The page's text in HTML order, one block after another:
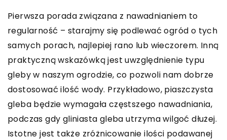
Pierwsza porada związana z nawadnianiem to
regularność – starajmy się podlewać ogród o tych
samych porach, najlepiej rano lub wieczorem. Inną
praktyczną wskazówką jest uwzględnienie typu
gleby w naszym ogrodzie, co pozwoli nam dobrze
dostosować ilość wody. Przykładowo, piaszczysta
gleba będzie wymagała częstszego nawadniania,
podczas gdy gliniasta gleba utrzyma wilgoć dłużej.
Istotne jest także zróżnicowanie ilości podawanej